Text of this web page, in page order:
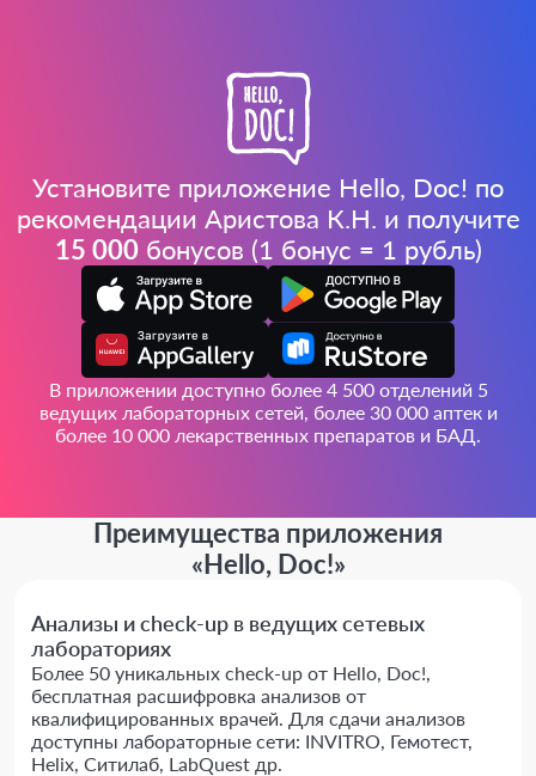
Установите приложение Hello, Doc! по
рекомендации Аристова К.Н. и получите
15 000бонусов (1 бонус = 1 рубль)
В приложении доступно более 4 500 отделений 5
ведущих лабораторных сетей, более 30 000 аптек и
более 10 000 лекарственных препаратов и БАД.
Преимущества приложения
«Hello, Doc!»
Анализы и check-up в ведущих сетевых
лабораториях
Более 50 уникальных check-up от Hello, Doc!,
бесплатная расшифровка анализов от
квалифицированных врачей. Для сдачи анализов
доступны лабораторные сети: INVITRO, Гемотест,
Helix, Ситилаб, LabQuest др.